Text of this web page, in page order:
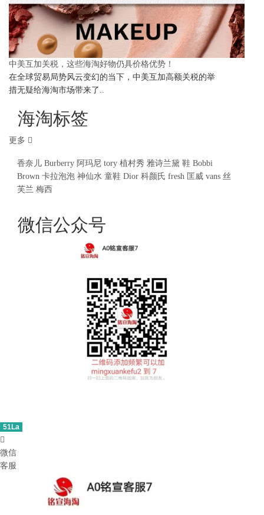
中美互加关税，这些海淘好物仍具价格优势！
在全球贸易局势风云变幻的当下，中美互加高额关税的举
措无疑给海淘市场带来了..
海淘标签
更多
香奈儿 Burberry 阿玛尼 tory 植村秀 雅诗兰黛 鞋 Bobbi
Brown 卡拉泡泡 神仙水 童鞋 Dior 科颜氏 fresh 匡威 vans 丝
芙兰 梅西
微信公众号
51La

微信
客服